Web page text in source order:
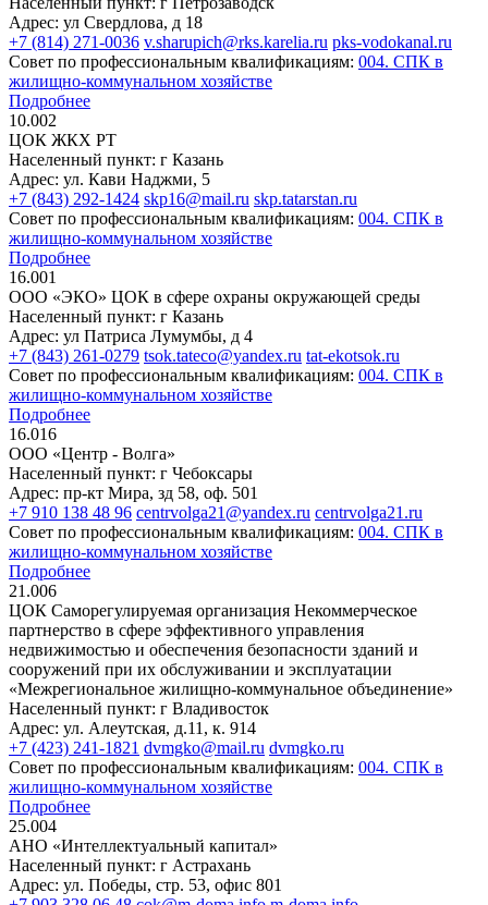
Адрес: ул Свердлова, д 18
+7 (814) 271-0036 v.sharupich@rks.karelia.ru pks-vodokanal.ru
Совет по профессиональным квалификациям: 004. СПК в
жилищно-коммунальном хозяйстве
Подробнее
10.002
ЦОК ЖКХ РТ
Населенный пункт: г Казань
Адрес: ул. Кави Наджми, 5
+7 (843) 292-1424 skp16@mail.ru skp.tatarstan.ru
Совет по профессиональным квалификациям: 004. СПК в
жилищно-коммунальном хозяйстве
Подробнее
16.001
ООО «ЭКО» ЦОК в сфере охраны окружающей среды
Населенный пункт: г Казань
Адрес: ул Патриса Лумумбы, д 4
+7 (843) 261-0279 tsok.tateco@yandex.ru tat-ekotsok.ru
Совет по профессиональным квалификациям: 004. СПК в
жилищно-коммунальном хозяйстве
Подробнее
16.016
ООО «Центр - Волга»
Населенный пункт: г Чебоксары
Адрес: пр-кт Мира, зд 58, оф. 501
+7 910 138 48 96 centrvolga21@yandex.ru centrvolga21.ru
Совет по профессиональным квалификациям: 004. СПК в
жилищно-коммунальном хозяйстве
Подробнее
21.006
ЦОК Саморегулируемая организация Некоммерческое
партнерство в сфере эффективного управления
недвижимостью и обеспечения безопасности зданий и
сооружений при их обслуживании и эксплуатации
«Межрегиональное жилищно-коммунальное объединение»
Населенный пункт: г Владивосток
Адрес: ул. Алеутская, д.11, к. 914
+7 (423) 241-1821 dvmgko@mail.ru dvmgko.ru
Совет по профессиональным квалификациям: 004. СПК в
жилищно-коммунальном хозяйстве
Подробнее
25.004
АНО «Интеллектуальный капитал»
Населенный пункт: г Астрахань
Адрес: ул. Победы, стр. 53, офис 801